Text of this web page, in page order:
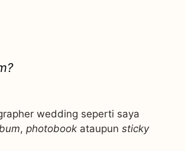
wedding seperti saya
, photobook ataupun sticky